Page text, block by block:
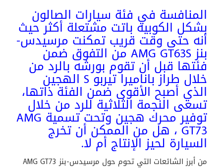
المنافسة في فئة سيارات الصالون
بشكل الكوبيه باتت مشتعلة أكثر حيث
أنه حتى وقت قريب تمكنت مرسيدس-
بنز AMG GT63S من التفوق ضمن
فئتها قبل أن تقوم بورشه بالرد من
خلال طراز باناميرا تيربو S الهجين
الذي أصبح الأقوى ضمن الفئة ذاتها،
تسعى النجمة الثلاثية للرد من خلال
توفير محرك هجين وتحت تسمية AMG
GT73 ، هل من الممكن أن تخرج
السيارة لحيز الإنتاج أم لا.
من أبرز الشائعات التي تحوم حول مرسيدس-بنز AMG GT73